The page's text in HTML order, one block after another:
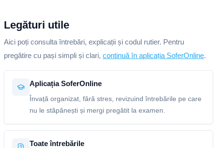
Legături utile
Aici poți consulta întrebări, explicații și codul rutier. Pentru
pregătire cu pași simpli și clari, continuă în aplicația SoferOnline.
Aplicația SoferOnline
Învață organizat, fără stres, revizuind întrebările pe care
nu le stăpânești și mergi pregătit la examen.
Toate întrebările